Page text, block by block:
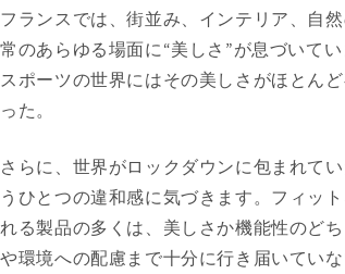
フランスでは、街並み、インテリア、自
常のあらゆる場面に“美しさ”が息づいてい
スポーツの世界にはその美しさがほとん
った。
さらに、世界がロックダウンに包まれて
うひとつの違和感に気づきます。フィッ
れる製品の多くは、美しさか機能性のど
や環境への配慮まで十分に行き届いていな